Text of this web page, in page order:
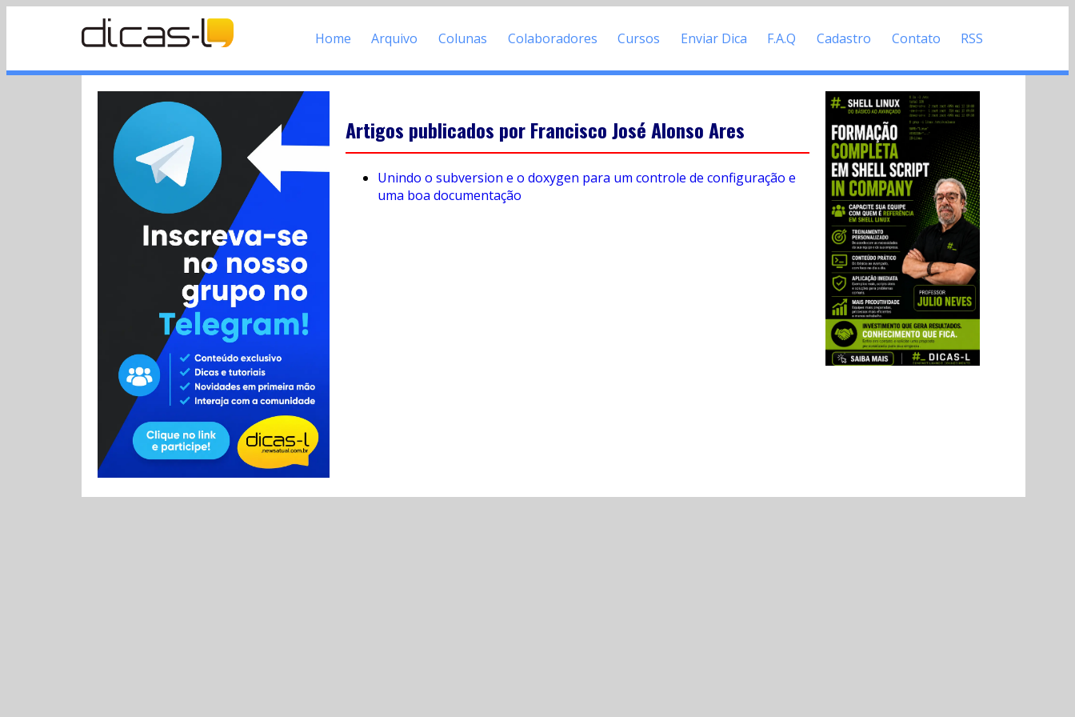
Home Arquivo Colunas Colaboradores Cursos Enviar Dica F.A.Q Cadastro Contato RSS
Artigos publicados por Francisco José Alonso Ares
Unindo o subversion e o doxygen para um controle de configuração e
uma boa documentação